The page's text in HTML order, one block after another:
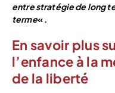
entre stratégie de long
terme« .
En savoir plus
l’enfance à la
de la liberté